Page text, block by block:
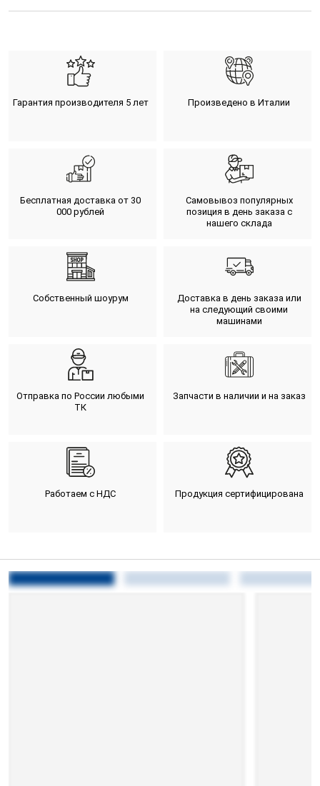
Гарантия производителя 5 лет Произведено в Италии
Бесплатная доставка от 30
000 рублей
Самовывоз популярных
позиция в день заказа с
нашего склада
Собственный шоурум
Доставка в день заказа или
на следующий своими
машинами
Отправка по России любыми
ТК
Запчасти в наличии и на заказ
Работаем с НДС Продукция сертифицирована